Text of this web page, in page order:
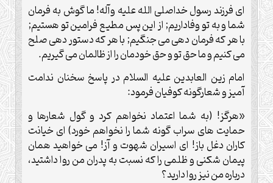
ای فرزند رسول خداصلی الله علیه وآله! ما گوش به فرمان
شما و به تو وفاداریم; از این پس مطیع فرامین تو هستیم;
با هر که فرمان دهی می جنگیم; با هر که دستور دهی صلح
می کنیم و ما حق تو و حق خودمان را از ظالمان می گیریم.
امام زین العابدین علیه السلام در پاسخ سخنان ندامت
آمیز و شعارگونه کوفیان فرمود:
«هرگز! (به شما اعتماد نخواهم کرد و گول شعارها و
حمایت های سراب گونه شما را نخواهم خورد) ای خیانت
کاران دغل باز! ای اسیران شهوت و آز! می خواهید همان
پیمان شکنی و ظلمی را که نسبت به پدران من روا داشتید،
درباره من نیز روا دارید؟